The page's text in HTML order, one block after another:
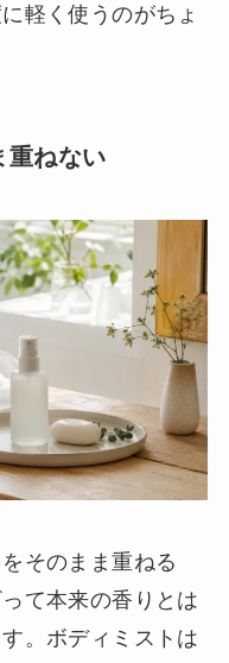
軽く使うのがちょ
重ねない
そのまま重ねる
て本来の香りとは
。ボディミストは